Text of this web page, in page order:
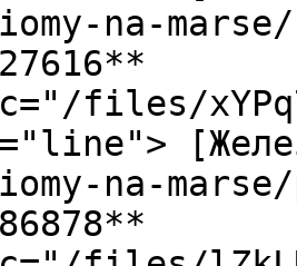
na-
files/
na-